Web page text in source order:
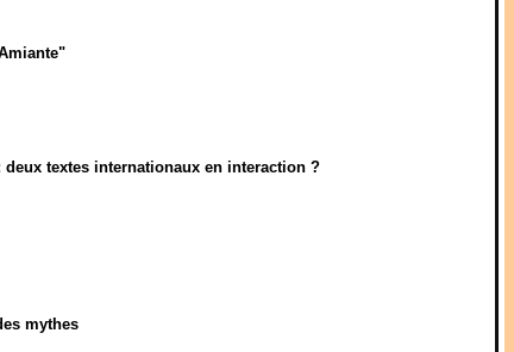
textes internationaux en interaction ?
mythes